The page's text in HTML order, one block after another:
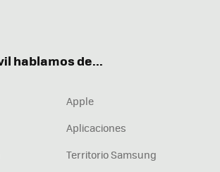
hablamos de...
Apple
Aplicaciones
Territorio Samsung